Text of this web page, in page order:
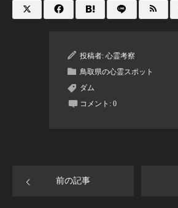
投稿者: 心霊考察
鳥取県の心霊スポット
ダム
コメント: 0
前の記事